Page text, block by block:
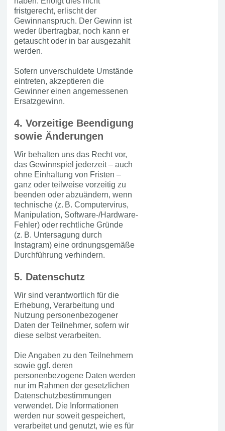
fristgerecht, erlischt der
Gewinnanspruch. Der Gewinn ist
weder übertragbar, noch kann er
getauscht oder in bar ausgezahlt
werden.
Sofern unverschuldete Umstände
eintreten, akzeptieren die
Gewinner einen angemessenen
Ersatzgewinn.
4. Vorzeitige Beendigung
sowie Änderungen
Wir behalten uns das Recht vor,
das Gewinnspiel jederzeit – auch
ohne Einhaltung von Fristen –
ganz oder teilweise vorzeitig zu
beenden oder abzuändern, wenn
technische (z. B. Computervirus,
Manipulation, Software-/Hardware-
Fehler) oder rechtliche Gründe
(z. B. Untersagung durch
Instagram) eine ordnungsgemäße
Durchführung verhindern.
5. Datenschutz
Wir sind verantwortlich für die
Erhebung, Verarbeitung und
Nutzung personenbezogener
Daten der Teilnehmer, sofern wir
diese selbst verarbeiten.
Die Angaben zu den Teilnehmern
sowie ggf. deren
personenbezogene Daten werden
nur im Rahmen der gesetzlichen
Datenschutzbestimmungen
verwendet. Die Informationen
werden nur soweit gespeichert,
verarbeitet und genutzt, wie es für